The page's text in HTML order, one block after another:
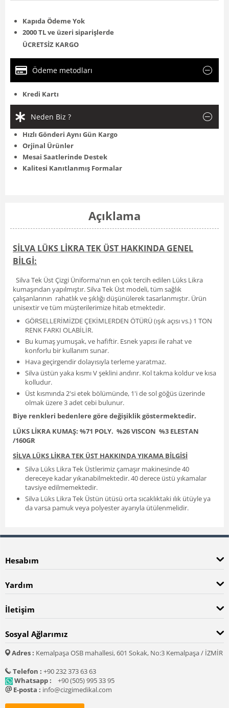
Kapıda Ödeme Yok
2000 TL ve üzeri siparişlerde
ÜCRETSİZ KARGO
Ödeme metodları
Kredi Kartı
Neden Biz ?
Hızlı Gönderi Aynı Gün Kargo
Orjinal Ürünler
Mesai Saatlerinde Destek
Kalitesi Kanıtlanmış Formalar
Açıklama
SİLVA LÜKS LİKRA TEK ÜST HAKKINDA GENEL
BİLGİ:
Silva Tek Üst Çizgi Üniforma'nın en çok tercih edilen Lüks Likra
kumaşından yapılmıştır. Silva Tek Üst modeli, tüm sağlık
çalışanlarının rahatlık ve şıklığı düşünülerek tasarlanmıştır. Ürün
unisextir ve tüm müşterilerimize hitab etmektedir.
GÖRSELLERİMİZDE ÇEKİMLERDEN ÖTÜRÜ (ışık açısı vs.) 1 TON
RENK FARKI OLABİLİR.
Bu kumaş yumuşak, ve hafiftir. Esnek yapısı ile rahat ve
konforlu bir kullanım sunar.
Hava geçirgendir dolayısıyla terleme yaratmaz.
Silva üstün yaka kısmı V şeklini andırır. Kol takma koldur ve kısa
kolludur.
Üst kısmında 2'si etek bölümünde, 1'i de sol göğüs üzerinde
olmak üzere 3 adet cebi bulunur.
Biye renkleri bedenlere göre değişiklik göstermektedir.
LÜKS LİKRA KUMAŞ: %71 POLY. %26 VISCON %3 ELESTAN
/160GR
SİLVA LÜKS LİKRA TEK ÜST HAKKINDA YIKAMA BİLGİSİ
Silva Lüks Likra Tek Üstlerimiz çamaşır makinesinde 40
dereceye kadar yıkanabilmektedir. 40 derece üstü yıkamalar
tavsiye edilmemektedir.
Silva Lüks Likra Tek Üstün ütüsü orta sıcaklıktaki ılık ütüyle ya
da varsa pamuk veya polyester ayarıyla ütülenmelidir.
Hesabım
Yardım
İletişim
Sosyal Ağlarımız
Adres : Kemalpaşa OSB mahallesi, 601 Sokak, No:3 Kemalpaşa / İZMİR
Telefon : +90 232 373 63 63
Whatsapp :
+90 (505) 995 33 95
E-posta : info@cizgimedikal.com